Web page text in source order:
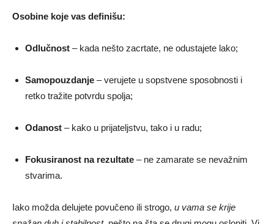
Osobine koje vas definišu:
Odlučnost – kada nešto zacrtate, ne odustajete lako;
Samopouzdanje – verujete u sopstvene sposobnosti i
retko tražite potvrdu spolja;
Odanost – kako u prijateljstvu, tako i u radu;
Fokusiranost na rezultate – ne zamarate se nevažnim
stvarima.
Iako možda delujete povučeno ili strogo, u vama se krije